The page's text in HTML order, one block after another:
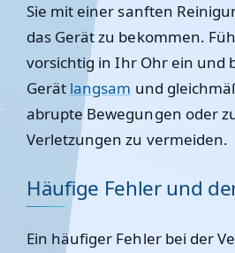
Sie mit einer sanften
das Gerät zu bekommen.
vorsichtig in Ihr Ohr ein und
Gerät langsam und
abrupte Bewegungen oder
Verletzungen zu vermeiden.
Häufige Fehler und
Ein häufiger Fehler bei der